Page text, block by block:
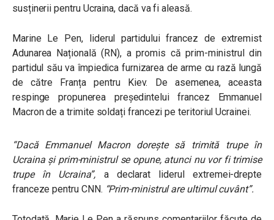
susținerii pentru Ucraina, dacă va fi aleasă.
Marine Le Pen, liderul partidului francez de extremist
Adunarea Națională (RN), a promis că prim-ministrul din
partidul său va împiedica furnizarea de arme cu rază lungă
de către Franța pentru Kiev. De asemenea, aceasta
respinge propunerea președintelui francez Emmanuel
Macron de a trimite soldați francezi pe teritoriul Ucrainei.
“Dacă Emmanuel Macron dorește să trimită trupe în
Ucraina și prim-ministrul se opune, atunci nu vor fi trimise
trupe în Ucraina”, a declarat liderul extremei-drepte
franceze pentru CNN. “Prim-ministrul are ultimul cuvânt”.